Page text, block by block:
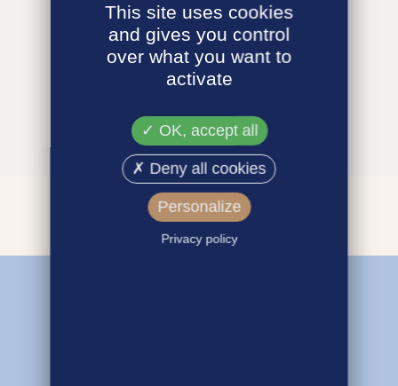
This site uses cookies
and gives you control
over what you want to
activate
OK, accept all
Deny all cookies
Personalize
Privacy policy